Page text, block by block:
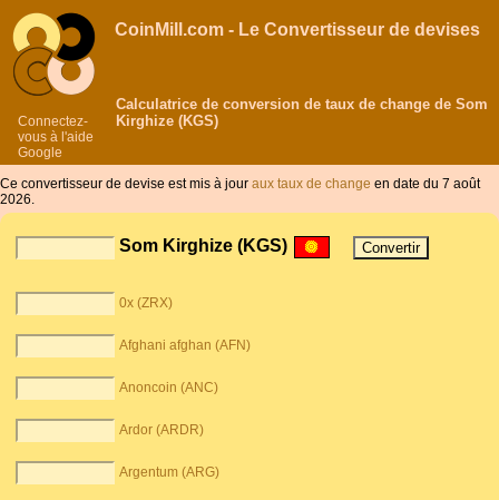
Connectez-
vous à l'aide
Google
CoinMill.com - Le Convertisseur de devises
Calculatrice de conversion de taux de change de Som
Kirghize (KGS)
Ce convertisseur de devise est mis à jour aux taux de change en date du 7 août
2026.
Som Kirghize (KGS)
0x (ZRX)
Afghani afghan (AFN)
Anoncoin (ANC)
Ardor (ARDR)
Argentum (ARG)